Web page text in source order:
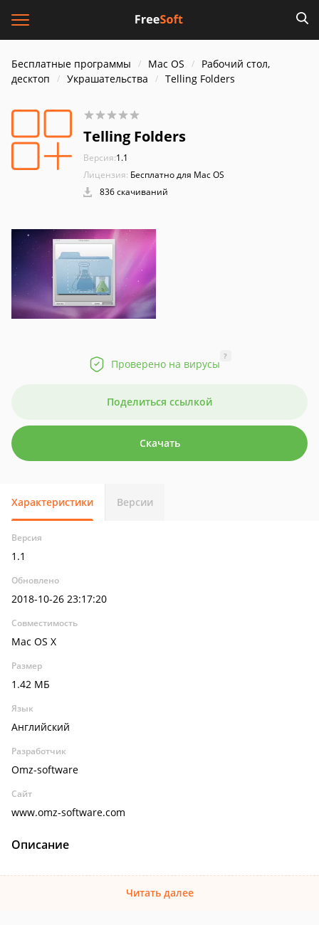
Бесплатные программы Mac OS
Рабочий стол,
десктоп
Украшательства Telling Folders
Telling Folders
Версия:1.1
Лицензия: Бесплатно для Mac OS
836 скачиваний
Проверено на вирусы
?
Поделиться ссылкой
Скачать
Характеристики Версии
Версия
1.1
Обновлено
2018-10-26 23:17:20
Совместимость
Mac OS X
Размер
1.42 МБ
Язык
Английский
Разработчик
Omz-software
Сайт
www.omz-software.com
Описание
Читать далее